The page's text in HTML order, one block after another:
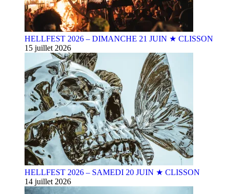
HELLFEST 2026 – DIMANCHE 21 JUIN ★ CLISSON
15 juillet 2026
HELLFEST 2026 – SAMEDI 20 JUIN ★ CLISSON
14 juillet 2026